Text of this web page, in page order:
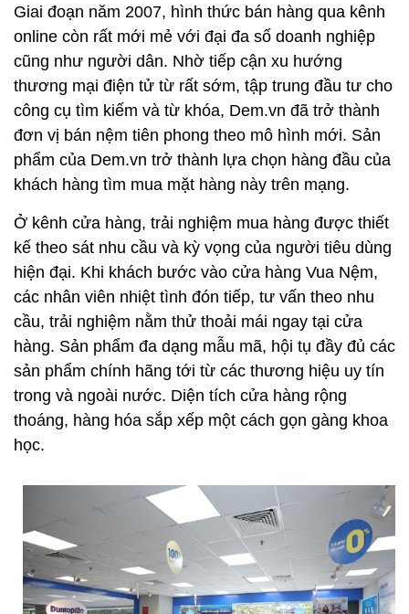
Giai đoạn năm 2007, hình thức bán hàng qua kênh
online còn rất mới mẻ với đại đa số doanh nghiệp
cũng như người dân. Nhờ tiếp cận xu hướng
thương mại điện tử từ rất sớm, tập trung đầu tư cho
công cụ tìm kiếm và từ khóa, Dem.vn đã trở thành
đơn vị bán nệm tiên phong theo mô hình mới. Sản
phẩm của Dem.vn trở thành lựa chọn hàng đầu của
khách hàng tìm mua mặt hàng này trên mạng.
Ở kênh cửa hàng, trải nghiệm mua hàng được thiết
kế theo sát nhu cầu và kỳ vọng của người tiêu dùng
hiện đại. Khi khách bước vào cửa hàng Vua Nệm,
các nhân viên nhiệt tình đón tiếp, tư vấn theo nhu
cầu, trải nghiệm nằm thử thoải mái ngay tại cửa
hàng. Sản phẩm đa dạng mẫu mã, hội tụ đầy đủ các
sản phẩm chính hãng tới từ các thương hiệu uy tín
trong và ngoài nước. Diện tích cửa hàng rộng
thoáng, hàng hóa sắp xếp một cách gọn gàng khoa
học.